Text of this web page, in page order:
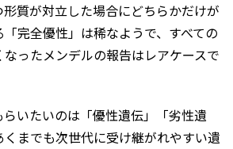
質が対立した場合にどちらかだけが
完全優性」は稀なようで、すべての
ったメンデルの報告はレアケースで
いたいのは「優性遺伝」「劣性遺
までも次世代に受け継がれやすい遺